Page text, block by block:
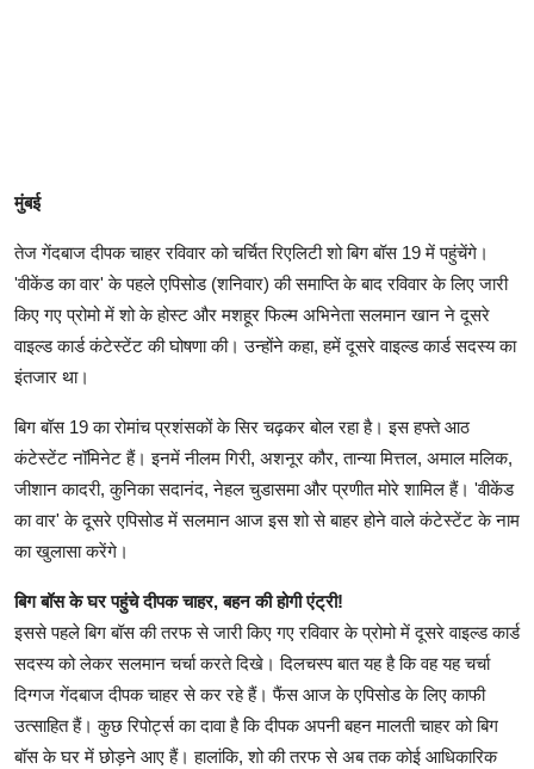
मुंबई
तेज गेंदबाज दीपक चाहर रविवार को चर्चित रिएलिटी शो बिग बॉस 19 में पहुंचेंगे।
'वीकेंड का वार' के पहले एपिसोड (शनिवार) की समाप्ति के बाद रविवार के लिए जारी
किए गए प्रोमो में शो के होस्ट और मशहूर फिल्म अभिनेता सलमान खान ने दूसरे
वाइल्ड कार्ड कंटेस्टेंट की घोषणा की। उन्होंने कहा, हमें दूसरे वाइल्ड कार्ड सदस्य का
इंतजार था।
बिग बॉस 19 का रोमांच प्रशंसकों के सिर चढ़कर बोल रहा है। इस हफ्ते आठ
कंटेस्टेंट नॉमिनेट हैं। इनमें नीलम गिरी, अशनूर कौर, तान्या मित्तल, अमाल मलिक,
जीशान कादरी, कुनिका सदानंद, नेहल चुडासमा और प्रणीत मोरे शामिल हैं। 'वीकेंड
का वार' के दूसरे एपिसोड में सलमान आज इस शो से बाहर होने वाले कंटेस्टेंट के नाम
का खुलासा करेंगे।
बिग बॉस के घर पहुंचे दीपक चाहर, बहन की होगी एंट्री!
इससे पहले बिग बॉस की तरफ से जारी किए गए रविवार के प्रोमो में दूसरे वाइल्ड कार्ड
सदस्य को लेकर सलमान चर्चा करते दिखे। दिलचस्प बात यह है कि वह यह चर्चा
दिग्गज गेंदबाज दीपक चाहर से कर रहे हैं। फैंस आज के एपिसोड के लिए काफी
उत्साहित हैं। कुछ रिपोर्ट्स का दावा है कि दीपक अपनी बहन मालती चाहर को बिग
बॉस के घर में छोड़ने आए हैं। हालांकि, शो की तरफ से अब तक कोई आधिकारिक